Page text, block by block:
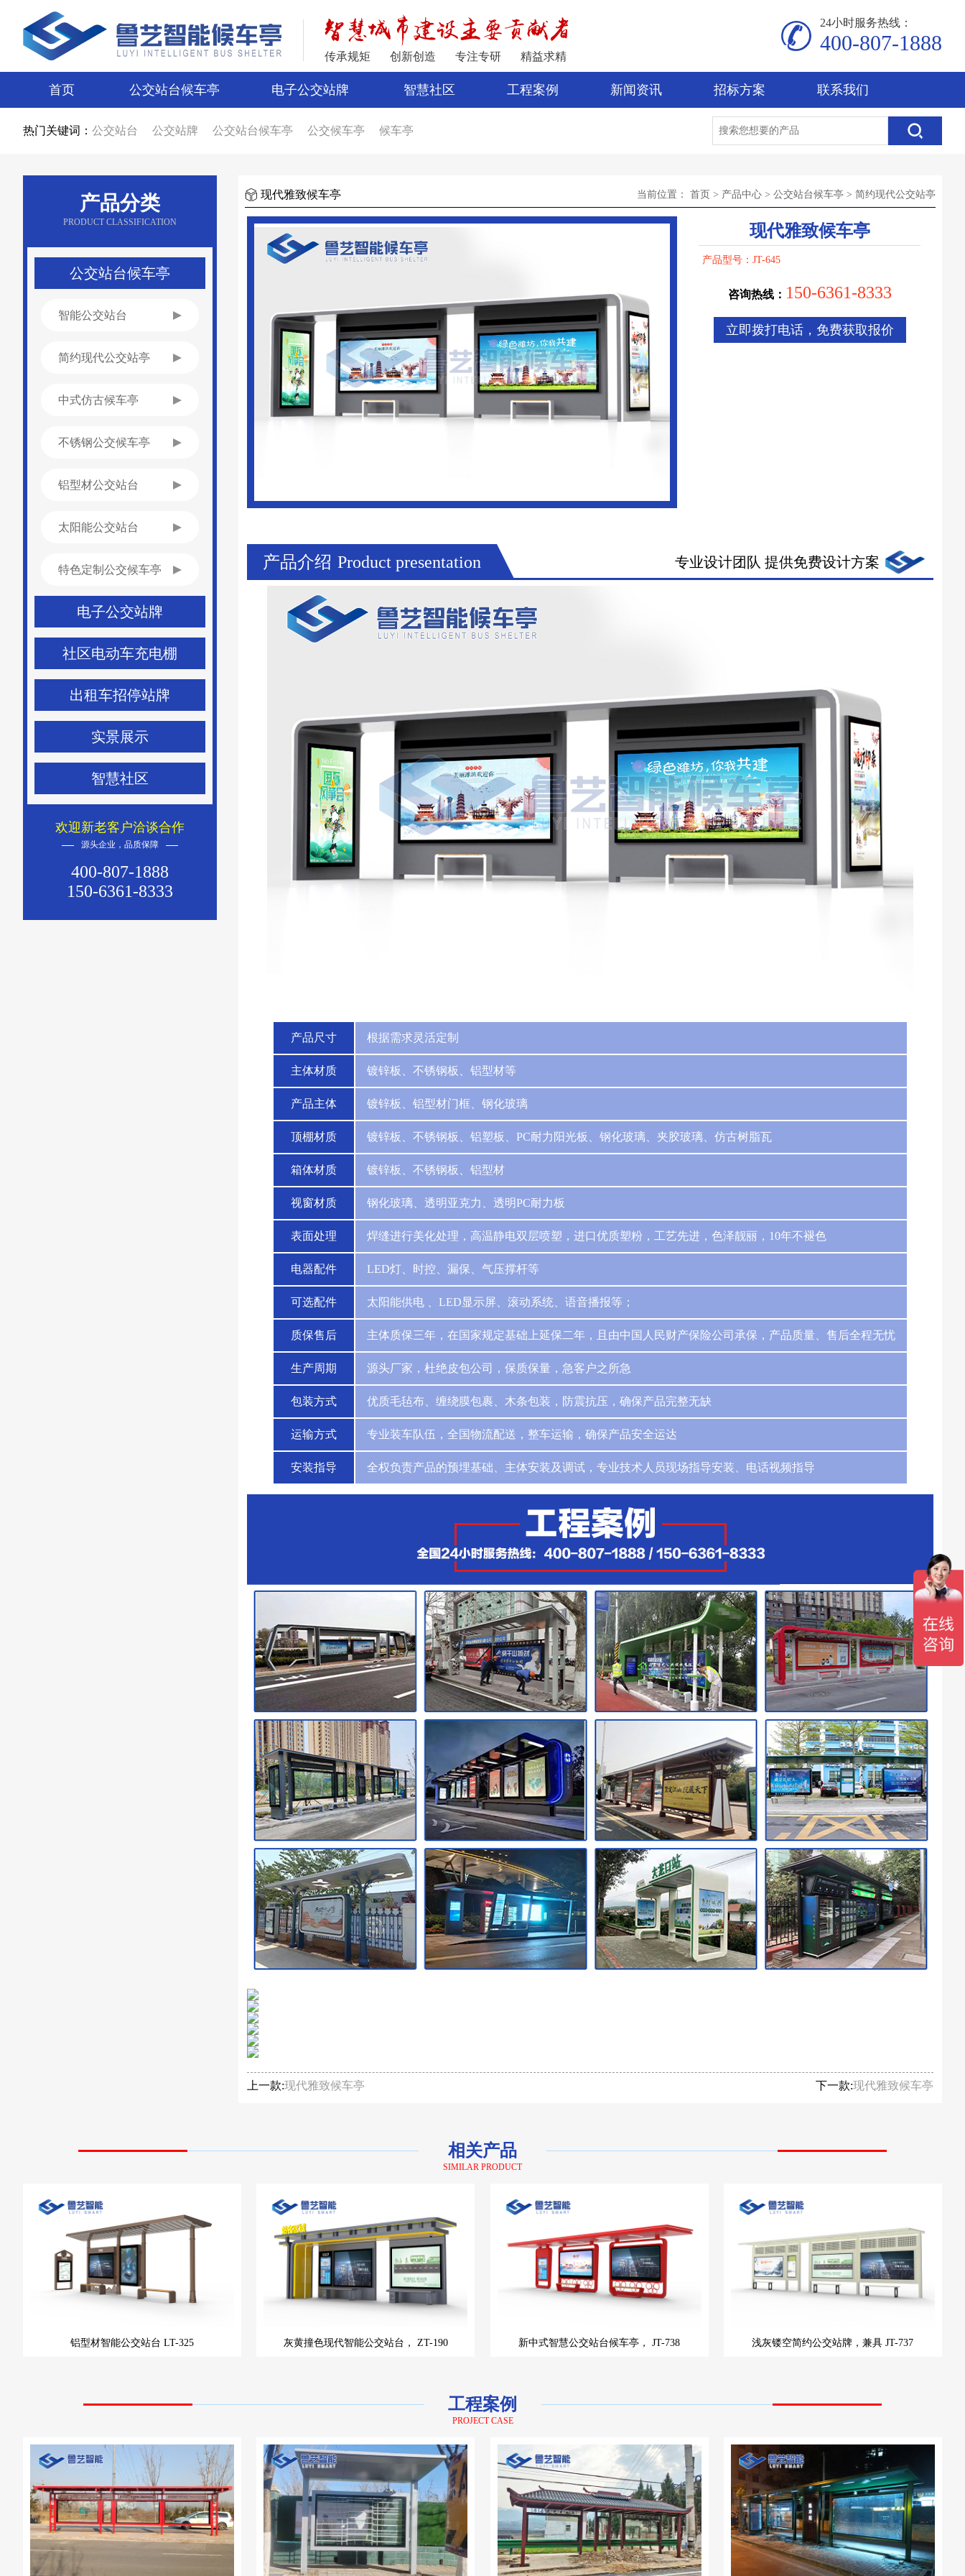
传承规矩 创新创造 专注专研 精益求精
24小时服务热线：
400-807-1888
首页 公交站台候车亭 电子公交站牌 智慧社区 工程案例 新闻资讯 招标方案 联系我们
热门关键词： 公交站台 公交站牌 公交站台候车亭 公交候车亭
候车亭
电子站牌厂家
公交站台厂家
候车亭图片
宿迁候车亭
宿迁公交站台
宿迁电子站牌
电子站牌设计
公交站台设计
新款候车亭
新款电子站牌 新型公交候车亭
新型候车亭
候车亭报价
公交站台报价
不锈钢候车亭 仿古候车亭
制作候车亭
乡镇候车亭
公交站亭厂家 公交站候车亭
产品分类
PRODUCT CLASSIFICATION
公交站台候车亭
智能公交站台
简约现代公交站亭
中式仿古候车亭
不锈钢公交候车亭
铝型材公交站台
太阳能公交站台
特色定制公交候车亭
电子公交站牌
社区电动车充电棚
出租车招停站牌
实景展示
智慧社区
欢迎新老客户洽谈合作
源头企业，品质保障
400-807-1888
150-6361-8333
现代雅致候车亭 当前位置： 首页 > 产品中心 > 公交站台候车亭 > 简约现代公交站亭
现代雅致候车亭
产品型号：JT-645
咨询热线： 150-6361-8333
立即拨打电话，免费获取报价
产品介绍 Product presentation 专业设计团队 提供免费设计方案
产品尺寸 根据需求灵活定制
主体材质 镀锌板、不锈钢板、铝型材等
产品主体 镀锌板、铝型材门框、钢化玻璃
顶棚材质 镀锌板、不锈钢板、铝塑板、PC耐力阳光板、钢化玻璃、夹胶玻璃、仿古树脂瓦
箱体材质 镀锌板、不锈钢板、铝型材
视窗材质 钢化玻璃、透明亚克力、透明PC耐力板
表面处理 焊缝进行美化处理，高温静电双层喷塑，进口优质塑粉，工艺先进，色泽靓丽，10年不褪色
电器配件 LED灯、时控、漏保、气压撑杆等
可选配件 太阳能供电 、LED显示屏、滚动系统、语音播报等；
质保售后 主体质保三年，在国家规定基础上延保二年，且由中国人民财产保险公司承保，产品质量、售后全程无忧
生产周期 源头厂家，杜绝皮包公司，保质保量，急客户之所急
包装方式 优质毛毡布、缠绕膜包裹、木条包装，防震抗压，确保产品完整无缺
运输方式 专业装车队伍，全国物流配送，整车运输，确保产品安全运达
安装指导 全权负责产品的预埋基础、主体安装及调试，专业技术人员现场指导安装、电话视频指导
上一款:现代雅致候车亭 下一款:现代雅致候车亭
相关产品
SIMILAR PRODUCT
铝型材智能公交站台 LT-325 灰黄撞色现代智能公交站台， ZT-190 新中式智慧公交站台候车亭， JT-738 浅灰镂空简约公交站牌，兼具 JT-737
工程案例
PROJECT CASE